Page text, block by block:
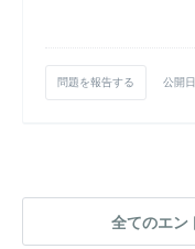
問題を報告する 公開
全てのエン